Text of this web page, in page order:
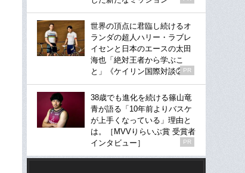
世界の頂点に君臨し続けるオ
ランダの超人ハリー・ラブレ
イセンと日本のエースの太田
海也「絶対王者から学ぶこ
と」《ケイリン国際対談②》
PR
38歳でも進化を続ける篠山竜
青が語る「10年前よりバスケ
が上手くなっている」理由と
は。［MVVりらいぶ賞 受賞者
インタビュー］
PR